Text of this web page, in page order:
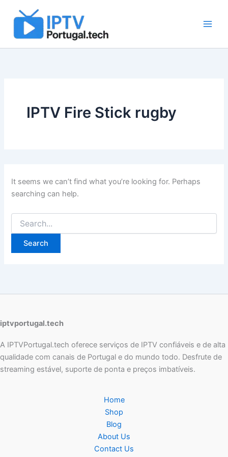
content
IPTV Fire Stick rugby
It seems we can’t find what you’re looking for. Perhaps
searching can help.
for:
iptvportugal.tech
A IPTVPortugal.tech oferece serviços de IPTV confiáveis e de alta
qualidade com canais de Portugal e do mundo todo. Desfrute de
streaming estável, suporte de ponta e preços imbatíveis.
Home
Shop
Blog
About Us
Contact Us